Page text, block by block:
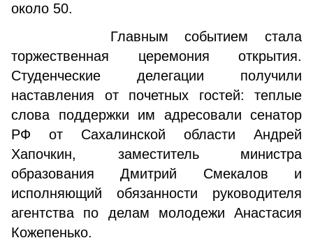
около 50.
Главным событием стала
торжественная церемония открытия.
Студенческие делегации получили
наставления от почетных гостей: теплые
слова поддержки им адресовали сенатор
РФ от Сахалинской области Андрей
Хапочкин, заместитель министра
образования Дмитрий Смекалов и
исполняющий обязанности руководителя
агентства по делам молодежи Анастасия
Кожепенько.